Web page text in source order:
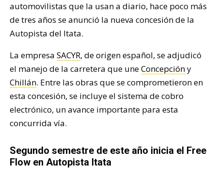
automovilistas que la usan a diario, hace poco más
de tres años se anunció la nueva concesión de la
Autopista del Itata.
La empresa SACYR, de origen español, se adjudicó
el manejo de la carretera que uneConcepcióny
Chillán. Entre las obras que se comprometieron en
esta concesión, se incluye el sistema de cobro
electrónico, un avance importante para esta
concurrida vía.
Segundo semestre de este año inicia el Free
Flow en Autopista Itata